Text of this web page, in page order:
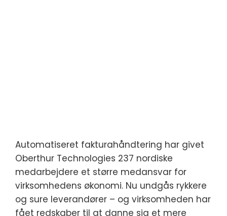
Automatiseret fakturahåndtering har givet
Oberthur Technologies 237 nordiske
medarbejdere et større medansvar for
virksomhedens økonomi. Nu undgås rykkere
og sure leverandører – og virksomheden har
fået redskaber til at danne sig et mere